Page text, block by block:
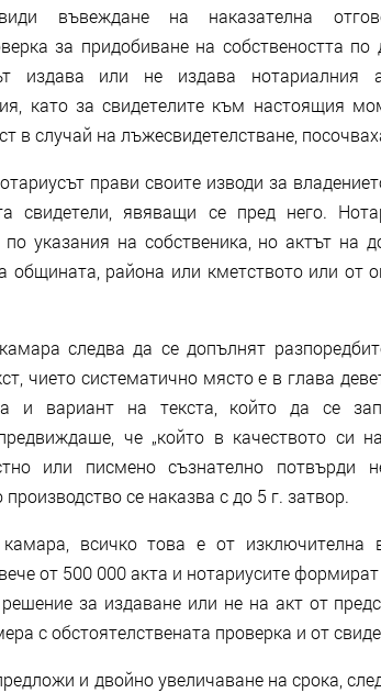
въвеждане на наказателна
за придобиване на собствеността
издава или не издава
като за свидетелите към настоящия
в случай на лъжесвидетелстване,
прави своите изводи за
свидетели, явяващи се пред него.
по указания на собственика, но актът на
общината, района или кметството или от
следва да се допълнят
чието систематично място е в глава
и вариант на текста, който да се
че „който в качеството си
или писмено съзнателно потвърди
се наказва с до 5 г. затвор.
всичко това е от
от 500 000 акта и нотариусите
за издаване или не на акт от
с обстоятелствената проверка и от
и двойно увеличаване на срока,